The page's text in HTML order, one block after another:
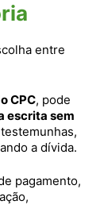
entre
CPC, pode
escrita sem
a dívida.
pagamento,